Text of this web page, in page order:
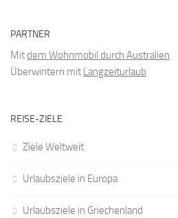
PARTNER
Mitdem Wohnmobil durch Australien
Überwintern mit Langzeiturlaub
REISE-ZIELE
Ziele Weltweit
Urlaubsziele in Europa
Urlaubsziele in Griechenland